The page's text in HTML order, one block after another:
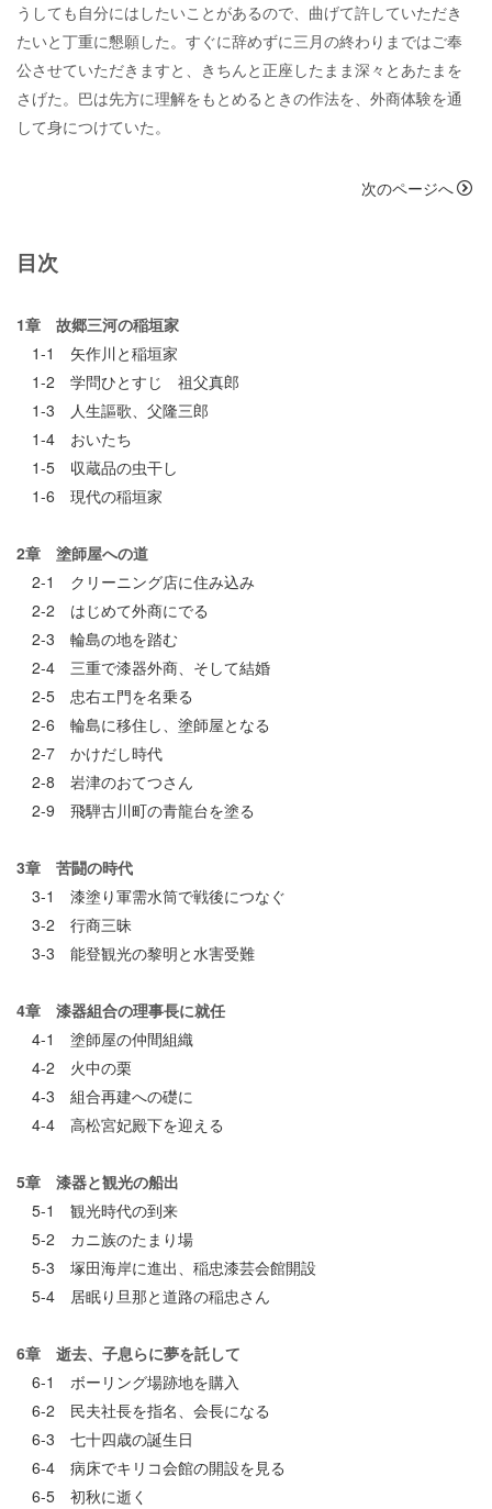
うしても自分にはしたいことがあるので、曲げて許していただき
たいと丁重に懇願した。すぐに辞めずに三月の終わりまではご奉
公させていただきますと、きちんと正座したまま深々とあたまを
さげた。巴は先方に理解をもとめるときの作法を、外商体験を通
して身につけていた。
次のページへ
目次
1章 故郷三河の稲垣家
1-1 矢作川と稲垣家
1-2 学問ひとすじ 祖父真郎
1-3 人生謳歌、父隆三郎
1-4 おいたち
1-5 収蔵品の虫干し
1-6 現代の稲垣家
2章 塗師屋への道
2-1 クリーニング店に住み込み
2-2 はじめて外商にでる
2-3 輪島の地を踏む
2-4 三重で漆器外商、そして結婚
2-5 忠右エ門を名乗る
2-6 輪島に移住し、塗師屋となる
2-7 かけだし時代
2-8 岩津のおてつさん
2-9 飛騨古川町の青龍台を塗る
3章 苦闘の時代
3-1 漆塗り軍需水筒で戦後につなぐ
3-2 行商三昧
3-3 能登観光の黎明と水害受難
4章 漆器組合の理事長に就任
4-1 塗師屋の仲間組織
4-2 火中の栗
4-3 組合再建への礎に
4-4 高松宮妃殿下を迎える
5章 漆器と観光の船出
5-1 観光時代の到来
5-2 カニ族のたまり場
5-3 塚田海岸に進出、稲忠漆芸会館開設
5-4 居眠り旦那と道路の稲忠さん
6章 逝去、子息らに夢を託して
6-1 ボーリング場跡地を購入
6-2 民夫社長を指名、会長になる
6-3 七十四歳の誕生日
6-4 病床でキリコ会館の開設を見る
6-5 初秋に逝く